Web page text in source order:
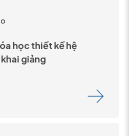
học thiết kế hệ
giảng